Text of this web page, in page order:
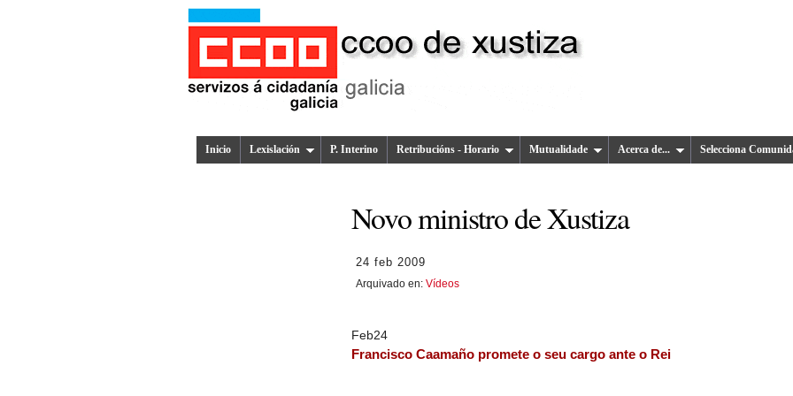
Inicio Lexislación P. Interino Retribucións - Horario Mutualidade Acerca de... Selecciona
Novo ministro de Xustiza
24 feb 2009
Arquivado en: Vídeos
Feb24
Francisco Caamaño promete o seu cargo ante o Rei